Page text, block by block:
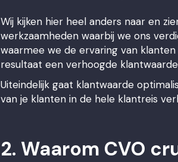
Wij kijken hier heel anders naar en
werkzaamheden waarbij we ons
waarmee we de ervaring van
resultaat een verhoogde
Uiteindelijk gaat klantwaarde
van je klanten in de hele klantreis
2. Waarom CVO